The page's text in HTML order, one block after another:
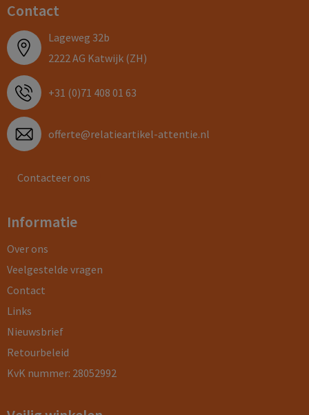
Contact
Lageweg 32b
2222 AG Katwijk (ZH)
+31 (0)71 408 01 63
offerte@relatieartikel-attentie.nl
Contacteer ons
Informatie
Over ons
Veelgestelde vragen
Contact
Links
Nieuwsbrief
Retourbeleid
KvK nummer: 28052992